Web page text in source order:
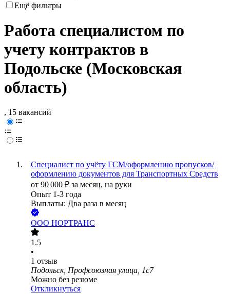
Ещё фильтры
Работа специалистом по
учету контрактов в
Подольске (Московская
область)
, 15 вакансий
Специалист по учёту ГСМ/оформлению пропусков/
оформлению документов для Транспортных Средств
от 90 000 ₽ за месяц, на руки
Опыт 1-3 года
Выплаты: Два раза в месяц
ООО НОРТРАНС
1.5
•
1 отзыв
Подольск, Профсоюзная улица, 1с7
Можно без резюме
Откликнуться